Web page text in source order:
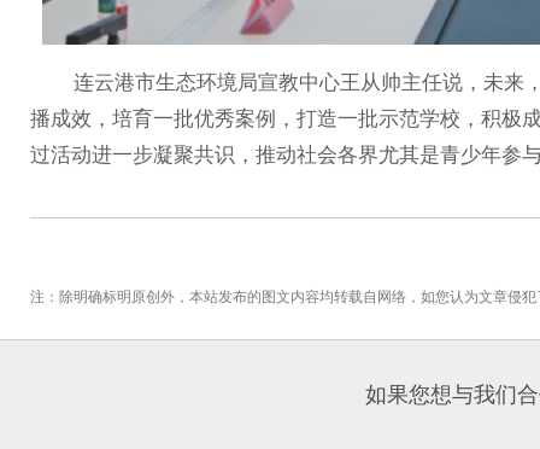
连云港市生态环境局宣教中心王从帅主任说，未来
播成效，培育一批优秀案例，打造一批示范学校，积极
过活动进一步凝聚共识，推动社会各界尤其是青少年参
注：除明确标明原创外，本站发布的图文内容均转载自网络，如您认为文章侵
如果您想与我们